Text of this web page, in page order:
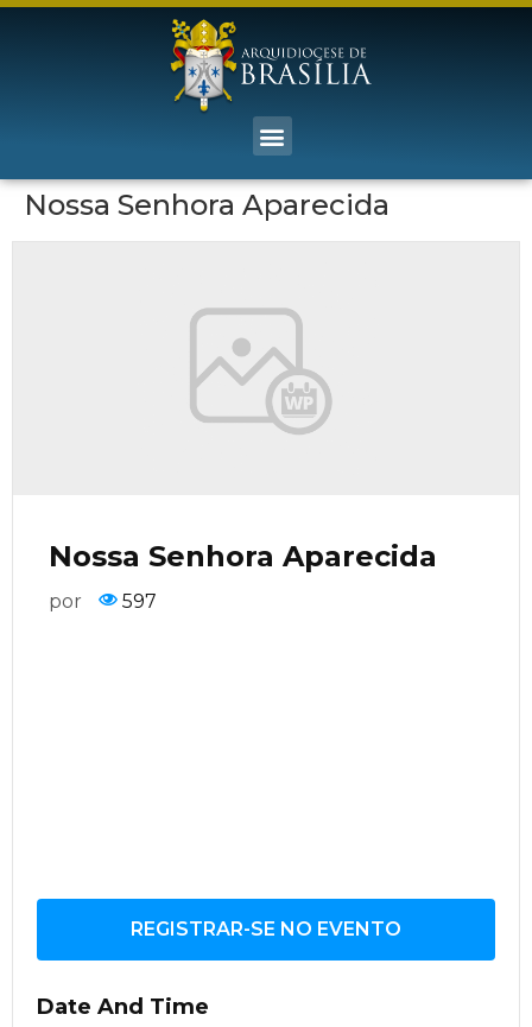
Nossa Senhora Aparecida
Nossa Senhora Aparecida
por 597
REGISTRAR-SE NO EVENTO
Date And Time